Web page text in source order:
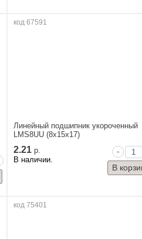
код 67591
Линейный подшипник укороченный
LMS8UU (8x15x17)
2.21 р.
В наличии.
-
код 75401